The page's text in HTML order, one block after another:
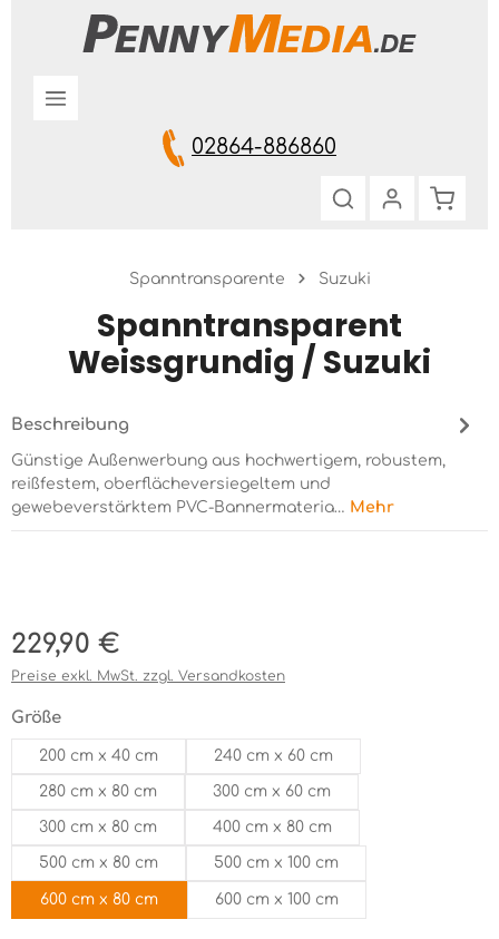
Zum Hauptinhalt springen
02864-886860
Spanntransparente Suzuki
Spanntransparent
Weissgrundig / Suzuki
Beschreibung
Günstige Außenwerbung aus hochwertigem, robustem,
reißfestem, oberflächeversiegeltem und
gewebeverstärktem PVC-Bannermateria… Mehr
Regulärer Preis:
229,90 €
Preise exkl. MwSt. zzgl. Versandkosten
Größeauswählen
200 cm x 40 cm 240 cm x 60 cm
280 cm x 80 cm 300 cm x 60 cm
300 cm x 80 cm 400 cm x 80 cm
500 cm x 80 cm 500 cm x 100 cm
600 cm x 80 cm 600 cm x 100 cm